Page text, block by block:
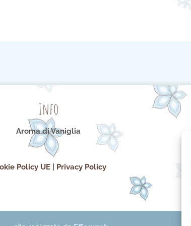
Info
Aroma di Vaniglia
Policy UE Privacy Policy